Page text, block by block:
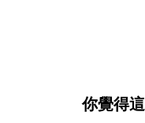
你覺得